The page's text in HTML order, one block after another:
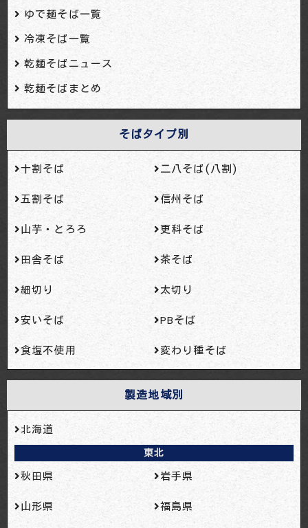
ゆで麺そば一覧
冷凍そば一覧
乾麺そばニュース
乾麺そばまとめ
そばタイプ別
十割そば 二八そば(八割)
五割そば 信州そば
山芋・とろろ 更科そば
田舎そば 茶そば
細切り 太切り
安いそば PBそば
食塩不使用 変わり種そば
製造地域別
北海道
東北
秋田県 岩手県
山形県 福島県